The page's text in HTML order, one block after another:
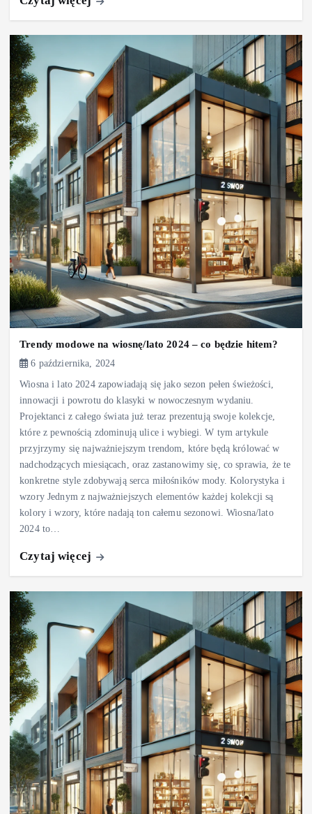
Trendy modowe na wiosnę/lato 2024 – co będzie hitem?
6 października, 2024
Wiosna i lato 2024 zapowiadają się jako sezon pełen świeżości,
innowacji i powrotu do klasyki w nowoczesnym wydaniu.
Projektanci z całego świata już teraz prezentują swoje kolekcje,
które z pewnością zdominują ulice i wybiegi. W tym artykule
przyjrzymy się najważniejszym trendom, które będą królować w
nadchodzących miesiącach, oraz zastanowimy się, co sprawia, że te
konkretne style zdobywają serca miłośników mody. Kolorystyka i
wzory Jednym z najważniejszych elementów każdej kolekcji są
kolory i wzory, które nadają ton całemu sezonowi. Wiosna/lato
2024 to…
Czytaj więcej